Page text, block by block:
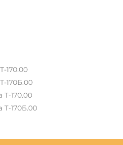
170.00
170Б.00
170.00
Т-170Б.00